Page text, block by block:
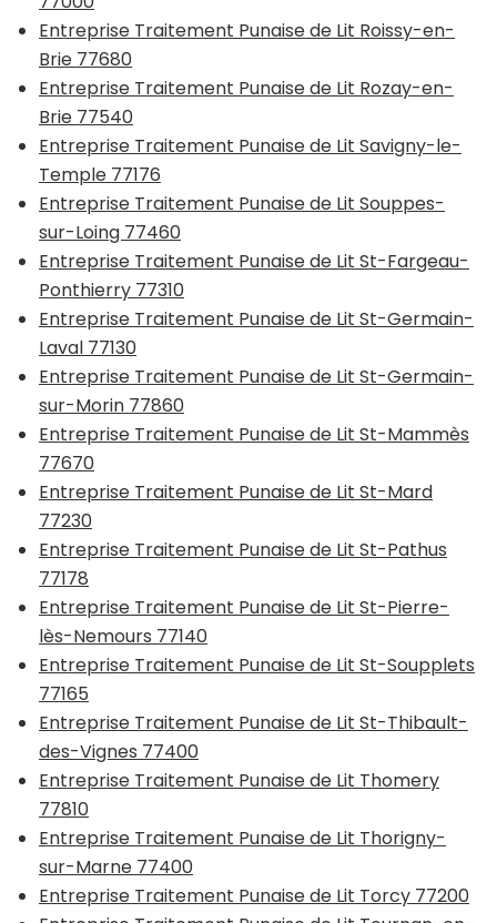
Entreprise Traitement Punaise de Lit Roissy-en-
Brie 77680
Entreprise Traitement Punaise de Lit Rozay-en-
Brie 77540
Entreprise Traitement Punaise de Lit Savigny-le-
Temple 77176
Entreprise Traitement Punaise de Lit Souppes-
sur-Loing 77460
Entreprise Traitement Punaise de Lit St-Fargeau-
Ponthierry 77310
Entreprise Traitement Punaise de Lit St-Germain-
Laval 77130
Entreprise Traitement Punaise de Lit St-Germain-
sur-Morin 77860
Entreprise Traitement Punaise de Lit St-Mammès
77670
Entreprise Traitement Punaise de Lit St-Mard
77230
Entreprise Traitement Punaise de Lit St-Pathus
77178
Entreprise Traitement Punaise de Lit St-Pierre-
lès-Nemours 77140
Entreprise Traitement Punaise de Lit St-Soupplets
77165
Entreprise Traitement Punaise de Lit St-Thibault-
des-Vignes 77400
Entreprise Traitement Punaise de Lit Thomery
77810
Entreprise Traitement Punaise de Lit Thorigny-
sur-Marne 77400
Entreprise Traitement Punaise de Lit Torcy 77200